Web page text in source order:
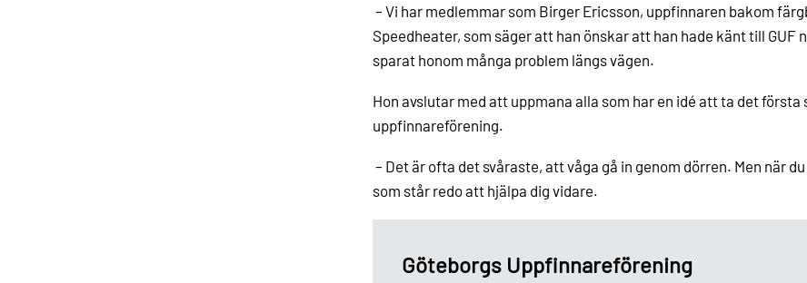
– Vi har medlemmar som Birger Ericsson, uppfinnaren bakom
Speedheater, som säger att han önskar att han hade känt till GUF
sparat honom många problem längs vägen.
Hon avslutar med att uppmana alla som har en idé att ta det
uppfinnareförening.
– Det är ofta det svåraste, att våga gå in genom dörren. Men när
som står redo att hjälpa dig vidare.
Göteborgs Uppfinnareförening